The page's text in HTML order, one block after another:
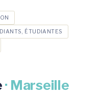
ÉTUDIANTES
· Marseille